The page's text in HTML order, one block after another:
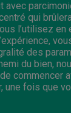
qui
l’utilisez en
des
du bien,
commencer
une fois que